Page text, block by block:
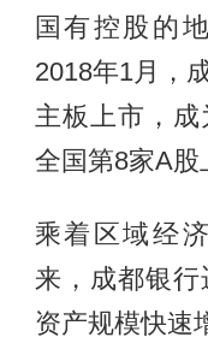
国有控股的
2018年1月，
主板上市，成
全国第8家A股
乘着区域经
来，成都银行
资产规模快速